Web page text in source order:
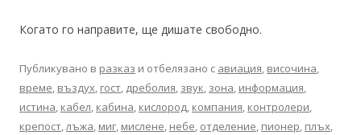
Когато го направите, ще дишате свободно.
Публикувано в разказ и отбелязано с авиация, височина,
време, въздух, гост, дреболия, звук, зона, информация,
истина, кабел, кабина, кислород, компания, контролери,
крепост,лъжа, миг, мислене, небе, отделение, пионер, плъх,